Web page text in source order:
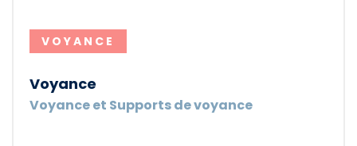
VOYANCE
Voyance
Voyance et Supports de voyance